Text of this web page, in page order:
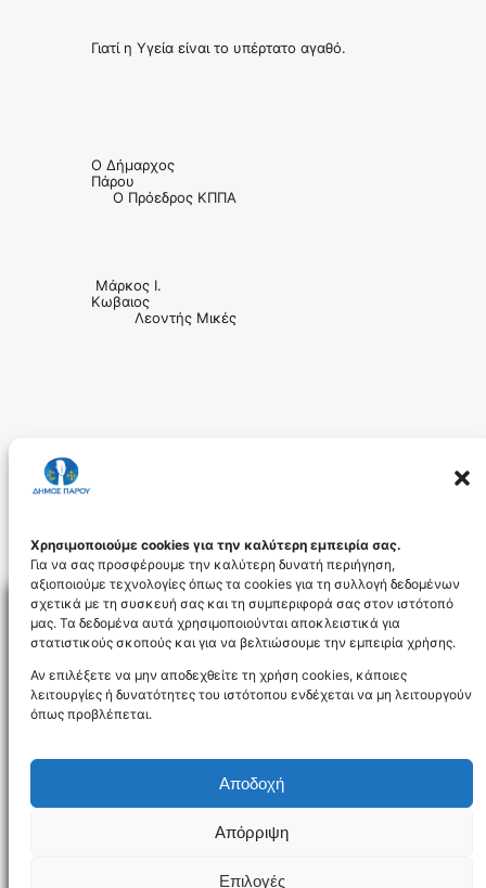
Χρησιμοποιούμε cookies για την καλύτερη εμπειρία σας.
Για να σας προσφέρουμε την καλύτερη δυνατή περιήγηση,
αξιοποιούμε τεχνολογίες όπως τα cookies για τη συλλογή δεδομένων
σχετικά με τη συσκευή σας και τη συμπεριφορά σας στον ιστότοπό
μας. Τα δεδομένα αυτά χρησιμοποιούνται αποκλειστικά για
στατιστικούς σκοπούς και για να βελτιώσουμε την εμπειρία χρήσης.
Αν επιλέξετε να μην αποδεχθείτε τη χρήση cookies, κάποιες
λειτουργίες ή δυνατότητες του ιστότοπου ενδέχεται να μη λειτουργούν
όπως προβλέπεται.
Αποδοχή
Απόρριψη
Επιλογές
Γιατί η Υγεία είναι το υπέρτατο αγαθό.
Ο Δήμαρχος
Πάρου
Ο Πρόεδρος ΚΠΠΑ
Μάρκος Ι.
Κωβαιος
Λεοντής Μικές
NEWSLETTER
Δήλωση Προσβασιμότητας
Δήμος Πάρου